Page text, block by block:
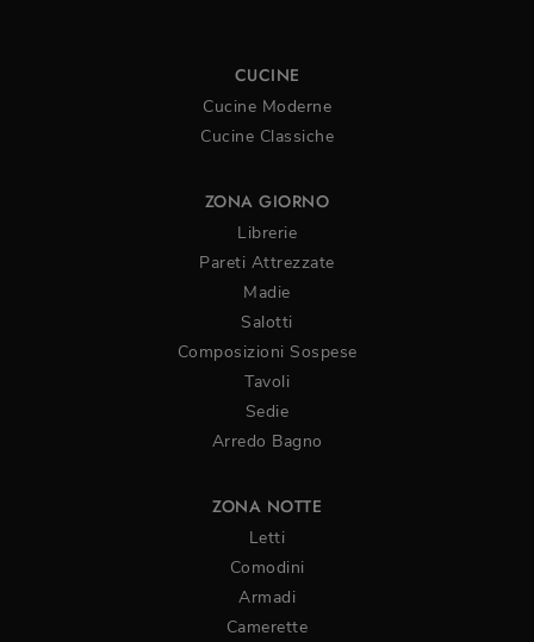
CUCINE
Cucine Moderne
Cucine Classiche
ZONA GIORNO
Librerie
Pareti Attrezzate
Madie
Salotti
Composizioni Sospese
Tavoli
Sedie
Arredo Bagno
ZONA NOTTE
Letti
Comodini
Armadi
Camerette